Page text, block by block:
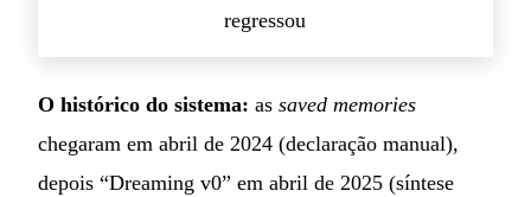
regressou
O histórico do sistema: as saved memories
chegaram em abril de 2024 (declaração manual),
depois “Dreaming v0” em abril de 2025 (síntese